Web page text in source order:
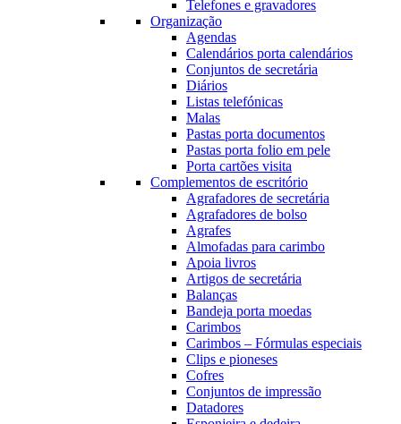
Telefones e gravadores
Organização
Agendas
Calendários porta calendários
Conjuntos de secretária
Diários
Listas telefónicas
Malas
Pastas porta documentos
Pastas porta folio em pele
Porta cartões visita
Complementos de escritório
Agrafadores de secretária
Agrafadores de bolso
Agrafes
Almofadas para carimbo
Apoia livros
Artigos de secretária
Balanças
Bandeja porta moedas
Carimbos
Carimbos – Fórmulas especiais
Clips e pioneses
Cofres
Conjuntos de impressão
Datadores